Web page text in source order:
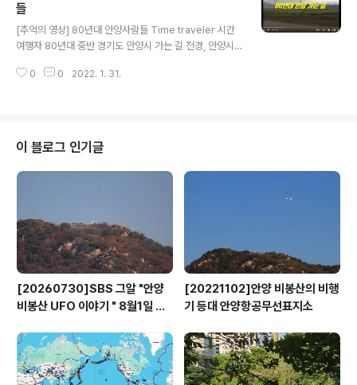
크, 안양천의 사계를 이미지로 연출했다는데 이미지 표현이 뚜렷하질 못해 아쉽
고, 배경음악은 교각밑 시민의 섹스폰과 노래 소리에 파묻히고 영상은 다소 촌
스럽다는 느낌을 감출 ..
들
[추억의 영상] 80년대 안양사람들 Time traveler 시간
여행자 80년대 중반 경기도 안양시 가는 길 전경, 안양시
상보기: https://www.youtube.com/watch?v=3vO1
0 0 2022. 1. 31.
이 블로그 인기글
[20260730]SBS 그알 "안양
비봉산 UFO 이야기 " 8월1일 방
[20221102]안양 비봉산의 비행
기 등대 안양항공무선표지소